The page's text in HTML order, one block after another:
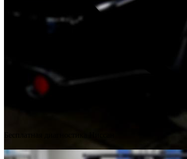
Бесплатная диагностика Ниссан